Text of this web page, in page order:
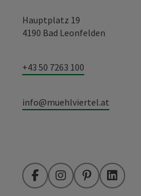
Hauptplatz 19
4190 Bad Leonfelden
+43 50 7263 100
info@muehlviertel.at
FacebookInstagramPinterestLinkedIn